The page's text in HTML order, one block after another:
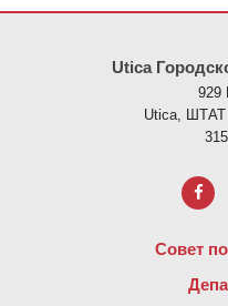
Utica
929
Utica,
Совет